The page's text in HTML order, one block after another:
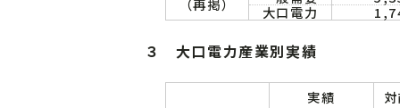
（再掲）
大口電力
３ 大口電力産業別実績
実績